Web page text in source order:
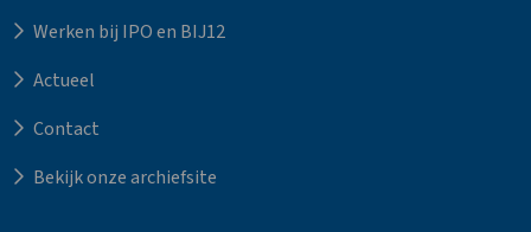
Werken bij IPO en BIJ12
Actueel
Contact
Bekijk onze archiefsite